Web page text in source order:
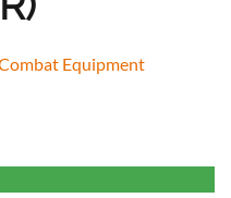
Equipment